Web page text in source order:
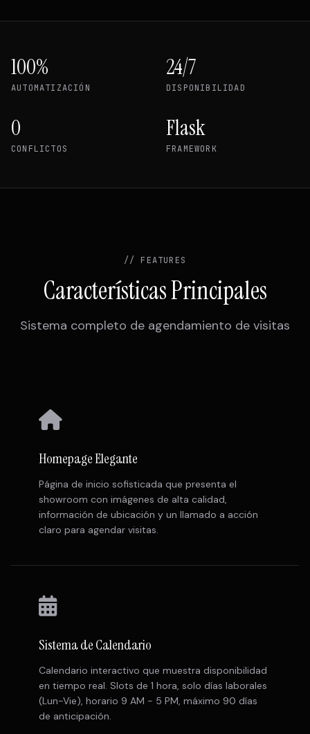
100%
AUTOMATIZACIÓN
24/7
DISPONIBILIDAD
0
CONFLICTOS
Flask
FRAMEWORK
// FEATURES
Características Principales
Sistema completo de agendamiento de visitas
Homepage Elegante
Página de inicio sofisticada que presenta el
showroom con imágenes de alta calidad,
información de ubicación y un llamado a acción
claro para agendar visitas.
Sistema de Calendario
Calendario interactivo que muestra disponibilidad
en tiempo real. Slots de 1 hora, solo días laborales
(Lun-Vie), horario 9 AM - 5 PM, máximo 90 días
de anticipación.